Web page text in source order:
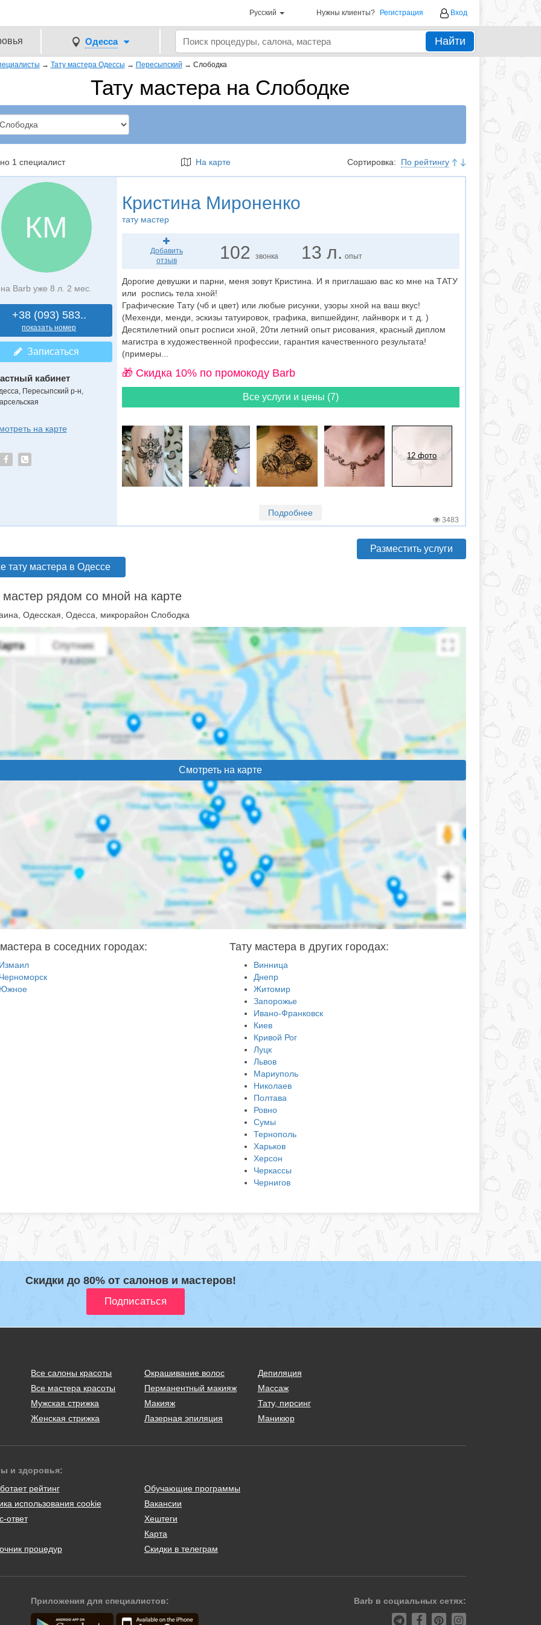
Русский Нужны клиенты? Регистрация Вход
Одесса Найти
→ Тату мастера Одессы → Пересыпский → Слободка
Тату мастера на Слободке
1 специалист На карте Сортировка: По рейтингу
КМ
на Barb уже 8 л. 2 мес.
+38 (093) 583..
показать номер
Записаться
кабинет
Пересыпский р-н,
на карте
Кристина Мироненко
тату мастер
Добавить
отзыв
102звонка 13 л. опыт
Дорогие девушки и парни, меня зовут Кристина. И я приглашаю вас ко мне на ТАТУ
или роспись тела хной!
Графические Тату (чб и цвет) или любые рисунки, узоры хной на ваш вкус!
(Мехенди, менди, эскизы татуировок, графика, випшейдинг, лайнворк и т. д. )
Десятилетний опыт росписи хной, 20ти летний опыт рисования, красный диплом
магистра в художественной профессии, гарантия качественного результата!
(примеры...
🎁 Cкидка 10% по промокоду Barb
Все услуги и цены (7)
12 фото
Подробнее
3483
тату мастера в Одессе
Разместить услуги
мастер рядом со мной на карте
Одесская, Одесса, микрорайон Слободка
Смотреть на карте
в соседних городах: Тату мастера в других городах:
Винница
Днепр
Житомир
Запорожье
Ивано-Франковск
Киев
Кривой Рог
Луцк
Львов
Мариуполь
Николаев
Полтава
Ровно
Сумы
Тернополь
Харьков
Херсон
Черкассы
Чернигов
Скидки до 80% от салонов и мастеров!
Все салоны красоты
Все мастера красоты
Мужская стрижка
Женская стрижка
Окрашивание волос
Перманентный макияж
Макияж
Лазерная эпиляция
Депиляция
Массаж
Тату, пирсинг
Маникюр
и здоровья:
рейтинг
использования cookie
ответ
процедур
Обучающие программы
Вакансии
Хештеги
Карта
Скидки в телеграм
Приложения для специалистов: Barb в социальных сетях: